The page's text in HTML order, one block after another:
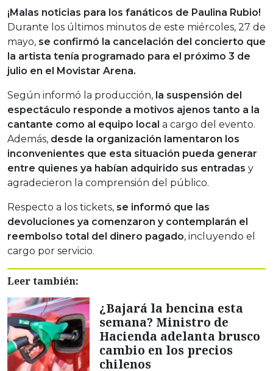
¡Malas noticias para los fanáticos de Paulina Rubio!
Durante los últimos minutos de este miércoles, 27 de
mayo, se confirmó la cancelación del concierto que
la artista tenía programado para el próximo 3 de
julio en el Movistar Arena.
Según informó la producción, la suspensión del
espectáculo responde a motivos ajenos tanto a la
cantante como al equipo local a cargo del evento.
Además, desde la organización lamentaron los
inconvenientes que esta situación pueda generar
entre quienes ya habían adquirido sus entradas y
agradecieron la comprensión del público.
Respecto a los tickets, se informó que las
devoluciones ya comenzaron y contemplarán el
reembolso total del dinero pagado, incluyendo el
cargo por servicio.
Leer también:
¿Bajará la bencina esta
semana? Ministro de
Hacienda adelanta brusco
cambio en los precios
chilenos